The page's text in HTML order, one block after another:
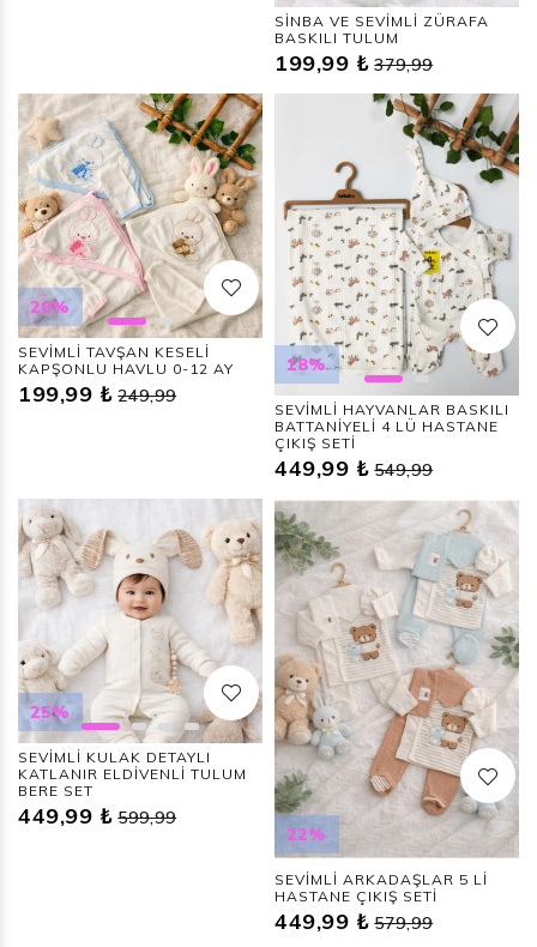
SİNBA VE SEVİMLİ ZÜRAFA
BASKILI TULUM
199,99 ₺ 379,99
20%
SEVİMLİ TAVŞAN KESELİ
KAPŞONLU HAVLU 0-12 AY
199,99 ₺ 249,99
18%
SEVİMLİ HAYVANLAR BASKILI
BATTANİYELİ 4 LÜ HASTANE
ÇIKIŞ SETİ
449,99 ₺ 549,99
25%
SEVİMLİ KULAK DETAYLI
KATLANIR ELDİVENLİ TULUM
BERE SET
449,99 ₺ 599,99
22%
SEVİMLİ ARKADAŞLAR 5 Lİ
HASTANE ÇIKIŞ SETİ
449,99 ₺ 579,99